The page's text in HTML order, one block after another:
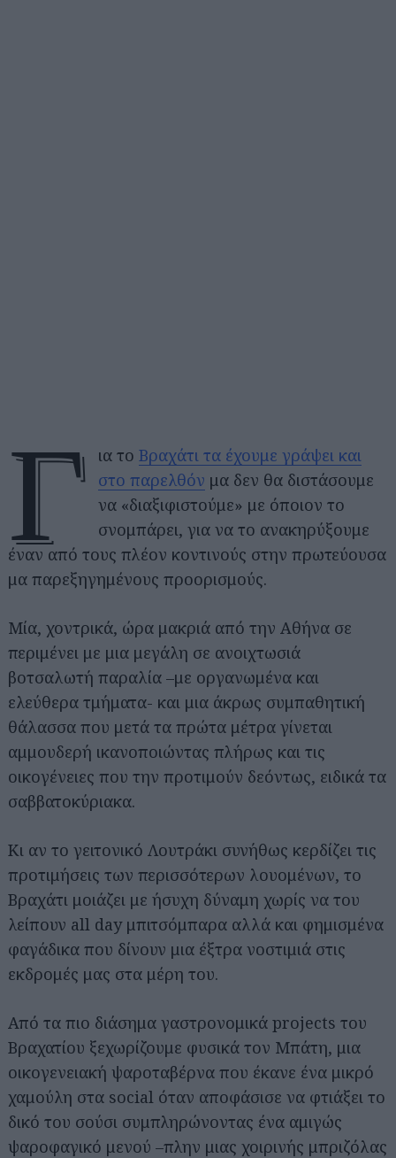
Γ ια τοΒραχάτι τα έχουμε γράψει και
στο παρελθόν μα δεν θα διστάσουμε
να «διαξιφιστούμε» με όποιον το
σνομπάρει, για να το ανακηρύξουμε
έναν από τους πλέον κοντινούς στην πρωτεύουσα
μα παρεξηγημένους προορισμούς.
Μία, χοντρικά, ώρα μακριά από την Αθήνα σε
περιμένει με μια μεγάλη σε ανοιχτωσιά
βοτσαλωτή παραλία –με οργανωμένα και
ελεύθερα τμήματα- και μια άκρως συμπαθητική
θάλασσα που μετά τα πρώτα μέτρα γίνεται
αμμουδερή ικανοποιώντας πλήρως και τις
οικογένειες που την προτιμούν δεόντως, ειδικά τα
σαββατοκύριακα.
Κι αν το γειτονικό Λουτράκι συνήθως κερδίζει τις
προτιμήσεις των περισσότερων λουομένων, το
Βραχάτι μοιάζει με ήσυχη δύναμη χωρίς να του
λείπουν all day μπιτσόμπαρα αλλά και φημισμένα
φαγάδικα που δίνουν μια έξτρα νοστιμιά στις
εκδρομές μας στα μέρη του.
Από τα πιο διάσημα γαστρονομικά projects του
Βραχατίου ξεχωρίζουμε φυσικά τον Μπάτη, μια
οικογενειακή ψαροταβέρνα που έκανε ένα μικρό
χαμούλη στα social όταν αποφάσισε να φτιάξει το
δικό του σούσι συμπληρώνοντας ένα αμιγώς
ψαροφαγικό μενού –πλην μιας χοιρινής μπριζόλας